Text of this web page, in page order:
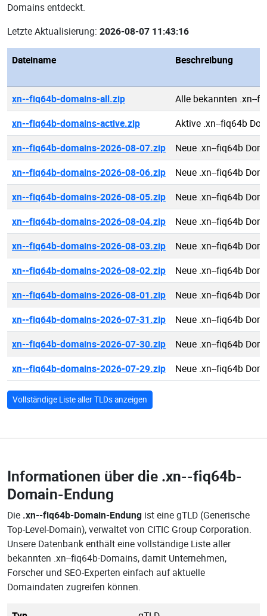
Domains entdeckt.
Letzte Aktualisierung: 2026-08-07 11:43:16
Dateiname Beschreibung
xn--fiq64b-domains-all.zip
Alle bekannten .xn--
xn--fiq64b-domains-active.zip
Aktive .xn--fiq64b
xn--fiq64b-domains-2026-08-07.zip
Neue .xn--fiq64b
xn--fiq64b-domains-2026-08-06.zip
Neue .xn--fiq64b
xn--fiq64b-domains-2026-08-05.zip
Neue .xn--fiq64b
xn--fiq64b-domains-2026-08-04.zip
Neue .xn--fiq64b
xn--fiq64b-domains-2026-08-03.zip
Neue .xn--fiq64b
xn--fiq64b-domains-2026-08-02.zip
Neue .xn--fiq64b
xn--fiq64b-domains-2026-08-01.zip
Neue .xn--fiq64b
xn--fiq64b-domains-2026-07-31.zip
Neue .xn--fiq64b
xn--fiq64b-domains-2026-07-30.zip
Neue .xn--fiq64b
xn--fiq64b-domains-2026-07-29.zip
Neue .xn--fiq64b
Vollständige Liste aller TLDs anzeigen
Informationen über die .xn--fiq64b-
Domain-Endung
Die .xn--fiq64b-Domain-Endung ist eine gTLD (Generische
Top-Level-Domain), verwaltet von CITIC Group Corporation.
Unsere Datenbank enthält eine vollständige Liste aller
bekannten .xn--fiq64b-Domains, damit Unternehmen,
Forscher und SEO-Experten einfach auf aktuelle
Domaindaten zugreifen können.